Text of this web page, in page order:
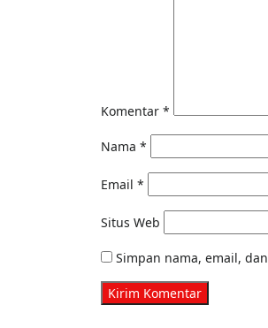
Komentar *
Nama *
Email *
Situs Web
Simpan nama, email,